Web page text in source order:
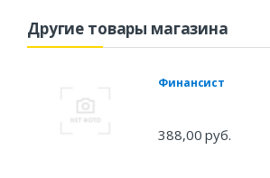
Другие товары магазина
Финансист
388,00 руб.